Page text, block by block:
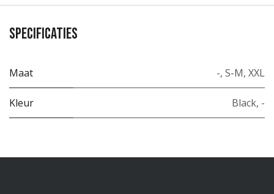
Specificaties
Maat -, S-M, XXL
Kleur Black, -